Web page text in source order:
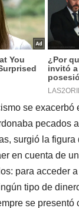
se exacerbó
pecados
surgió la figura
en cuenta de
para acceder
tipo de
se presentó